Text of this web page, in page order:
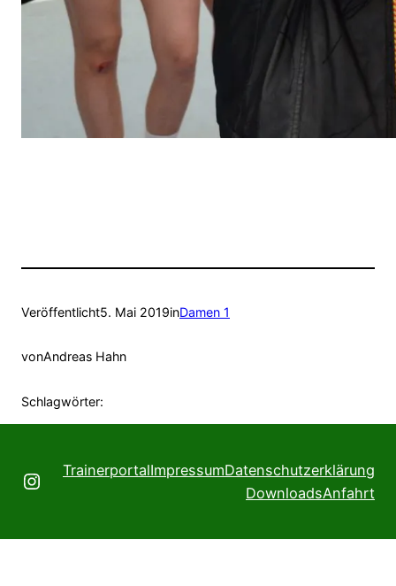
Veröffentlicht5. Mai 2019inDamen 1
vonAndreas Hahn
Schlagwörter:
Instagram
TrainerportalImpressumDatenschutzerklärung
DownloadsAnfahrt